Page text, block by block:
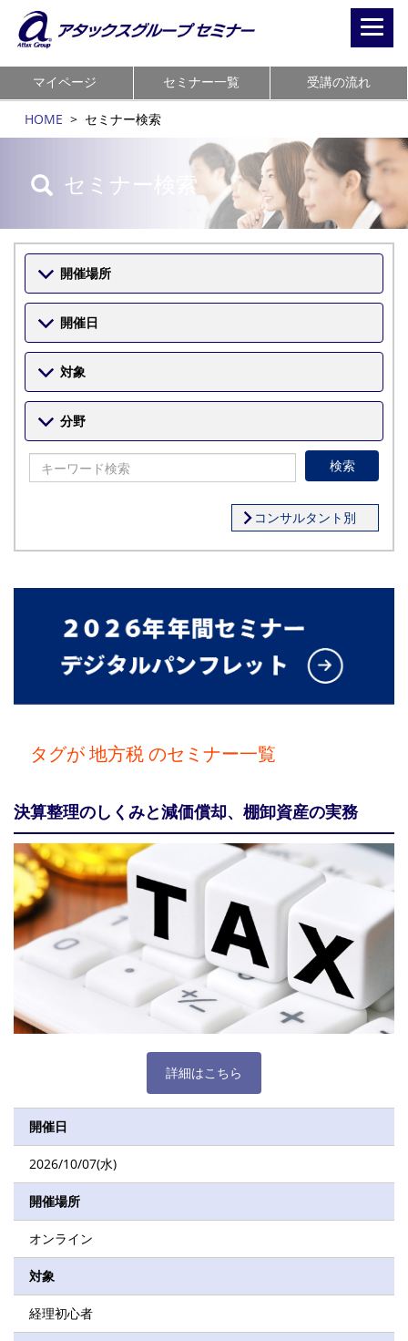
マイページ セミナー一覧 受講の流れ
HOME > セミナー検索
セミナー検索
開催場所
開催日
対象
分野
検索
コンサルタント別
タグが 地方税 のセミナー一覧
決算整理のしくみと減価償却、棚卸資産の実務
詳細はこちら
開催日
2026/10/07(水)
開催場所
オンライン
対象
経理初心者